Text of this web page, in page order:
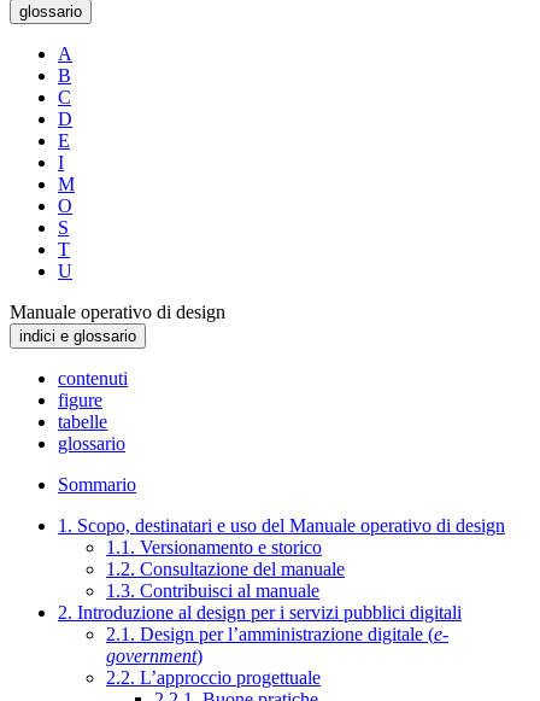
glossario
A
B
C
D
E
I
M
O
S
T
U
Manuale operativo di design
indici e glossario
contenuti
figure
tabelle
glossario
Sommario
1. Scopo, destinatari e uso del Manuale operativo di design
1.1. Versionamento e storico
1.2. Consultazione del manuale
1.3. Contribuisci al manuale
2. Introduzione al design per i servizi pubblici digitali
2.1. Design per l’amministrazione digitale (e-
government)
2.2. L’approccio progettuale